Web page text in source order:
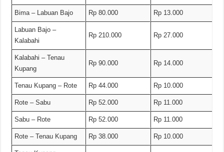
Bima – Labuan Bajo Rp 80.000 Rp 13.000
Labuan Bajo –
Kalabahi
Rp 210.000 Rp 27.000
Kalabahi – Tenau
Kupang
Rp 90.000 Rp 14.000
Tenau Kupang – Rote Rp 44.000 Rp 10.000
Rote – Sabu Rp 52.000 Rp 11.000
Sabu – Rote Rp 52.000 Rp 11.000
Rote – Tenau Kupang Rp 38.000 Rp 10.000